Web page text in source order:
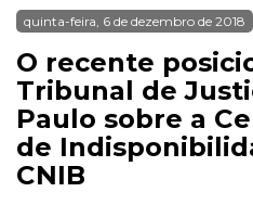
quinta-feira, 6 de dezembro de 2018
O recente
Tribunal de
Paulo sobre a
de
CNIB